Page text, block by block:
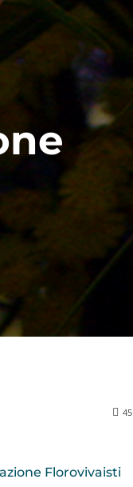
45
Florovivaisti